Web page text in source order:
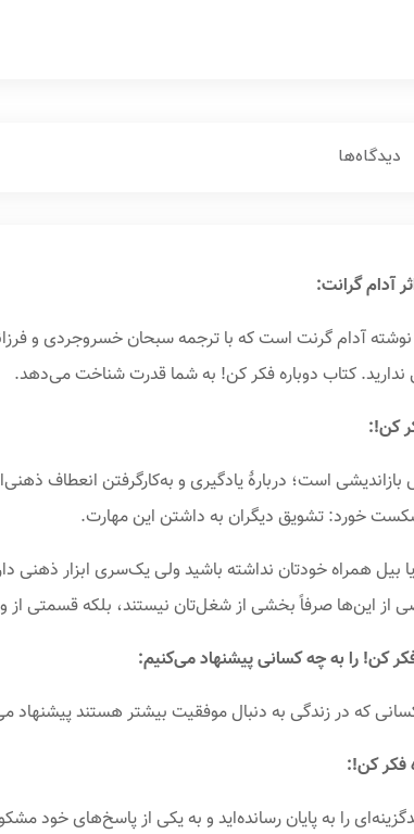
دیدگاه‌ها
آدام گرانت:
نوشته آدام گرنت است که با ترجمه سبحان خسروجردی و
ندارید. کتاب دوباره فکر کن! به شما قدرت شناخت می‌دهد.
کن!:
بازاندیشی است؛ دربارهٔ یادگیری و به‌کارگرفتن انعطاف
خورد: تشویق دیگران به داشتن این مهارت.
همراه خودتان نداشته باشید ولی یک‌سری ابزار ذهنی
از این‌ها صرفاً بخشی از شغل‌تان نیستند، بلکه قسمتی از
کن! را به چه کسانی پیشنهاد می‌کنیم:
که در زندگی به دنبال موفقیت بیشتر هستند پیشنهاد
فکر کن!:
را به پایان رسانده‌اید و به یکی از پاسخ‌های خود